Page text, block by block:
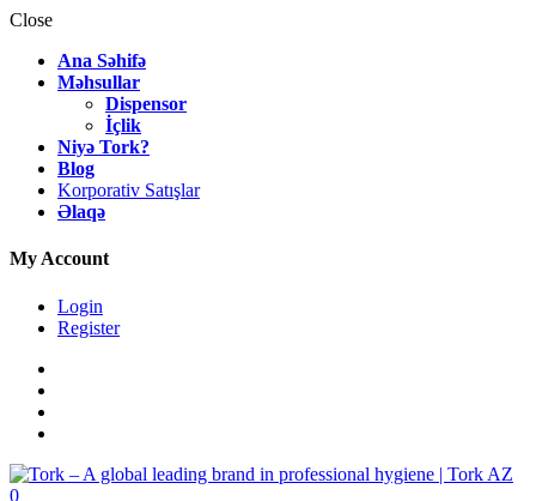
Close
Ana Səhifə
Məhsullar
Dispensor
İçlik
Niyə Tork?
Blog
Korporativ Satışlar
Əlaqə
My Account
Login
Register
0